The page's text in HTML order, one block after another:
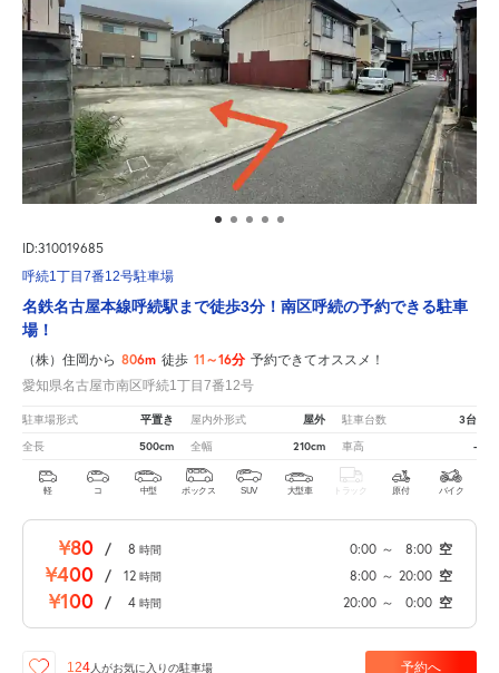
ID:310019685
呼続1丁目7番12号駐車場
名鉄名古屋本線呼続駅まで徒歩3分！南区呼続の予約できる駐車
場！
（株）住岡から 806m 徒歩 11～16分 予約できてオススメ！
愛知県名古屋市南区呼続1丁目7番12号
駐車場形式 平置き 屋内外形式 屋外 駐車台数 3台
全長 500cm 全幅 210cm 車高 -
軽 コ 中型 ボックス SUV 大型車 トラック 原付 バイク
¥80 / 8 時間 0:00 ～ 8:00 空
¥400 / 12 時間 8:00 ～ 20:00 空
¥100 / 4 時間 20:00 ～ 0:00 空
124 人がお気に入りの駐車場 予約へ